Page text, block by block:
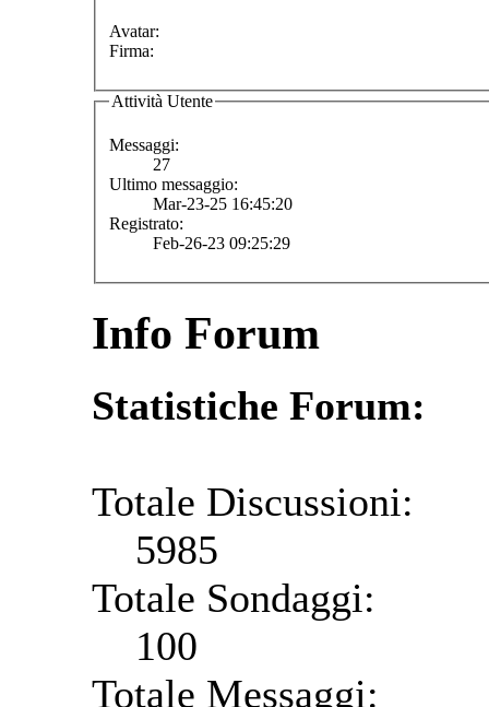
Avatar:
Firma:
Attività Utente
Messaggi:
27
Ultimo messaggio:
Mar-23-25 16:45:20
Registrato:
Feb-26-23 09:25:29
Info Forum
Statistiche Forum:
Totale Discussioni:
5985
Totale Sondaggi:
100
Totale Messaggi: